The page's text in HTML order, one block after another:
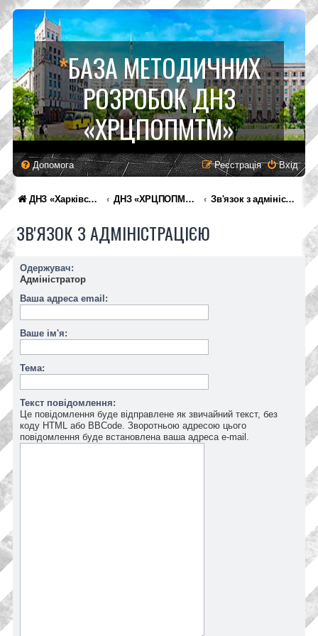
*БАЗА МЕТОДИЧНИХ
РОЗРОБОК ДНЗ
«ХРЦПОПМТМ»
Допомога Вхід
Реєстрація
ДНЗ «Харківський регіональний центр професійної освіти поліграфічних медіатехнологій та машинобудування» ДНЗ «ХРЦПОПМТМ» Зв'язок з адміністрацією
ЗВ'ЯЗОК З АДМІНІСТРАЦІЄЮ
Одержувач:
Адміністратор
Ваша адреса email:
Ваше ім'я:
Тема:
Текст повідомлення:
Це повідомлення буде відправлене як звичайний текст, без
коду HTML або BBCode. Зворотньою адресою цього
повідомлення буде встановлена ваша адреса e-mail.